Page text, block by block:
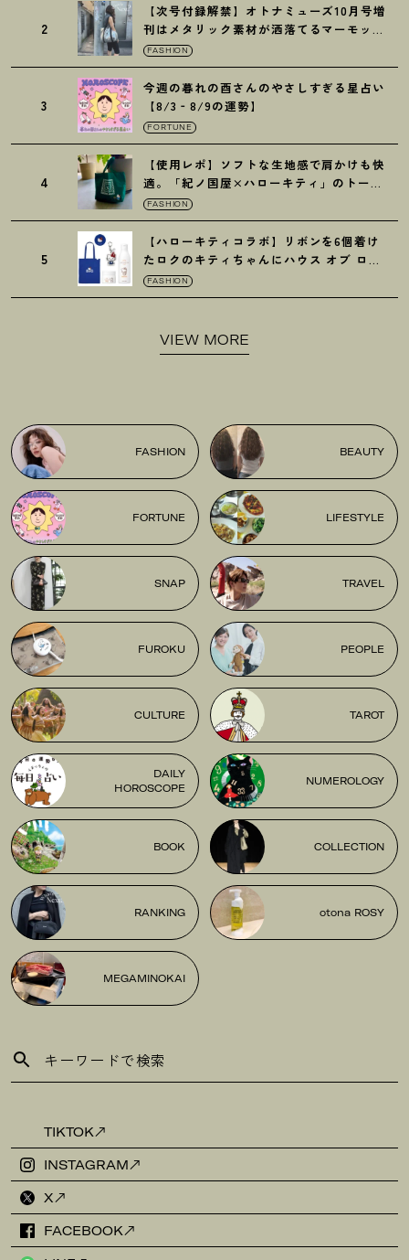
2
【次号付録解禁】オトナミューズ10月号増
刊はメタリック素材が洒落てるマーモット
の保冷バッグ
FASHION
3
今週の暮れの酉さんのやさしすぎる星占い
【8/3‐8/9の運勢】
FORTUNE
4
【使用レポ】ソフトな生地感で肩かけも快
適。「紀ノ国屋×ハローキティ」のトート
がガシガシ使えて最高です
FASHION
5
【ハローキティコラボ】リボンを6個着け
たロクのキティちゃんにハウス オブ ロー
ゼの限定パケも
FASHION
VIEW MORE
FASHION BEAUTY
FORTUNE LIFESTYLE
SNAP TRAVEL
FUROKU PEOPLE
CULTURE TAROT
DAILY
HOROSCOPE
NUMEROLOGY
BOOK COLLECTION
RANKING otona ROSY
MEGAMINOKAI
TIKTOK
INSTAGRAM
X
FACEBOOK